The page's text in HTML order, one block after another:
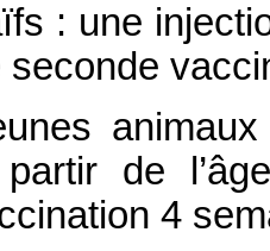
: une
seconde
de
4